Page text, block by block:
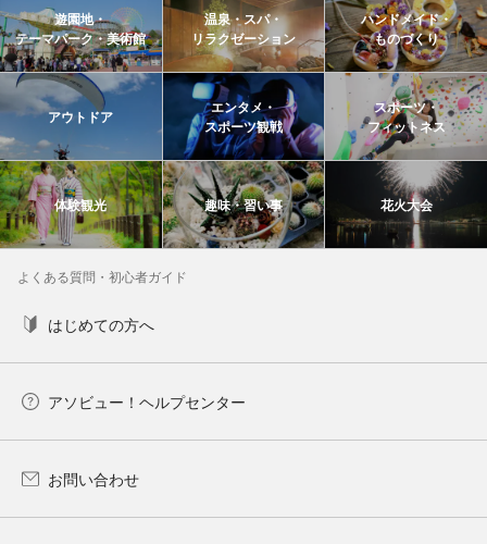
遊園地・
テーマパーク・美術館
温泉・スパ・
リラクゼーション
ハンドメイド・
ものづくり
アウトドア
エンタメ・
スポーツ観戦
スポーツ・
フィットネス
体験観光 趣味・習い事 花火大会
よくある質問・初心者ガイド
はじめての方へ
アソビュー！ヘルプセンター
お問い合わせ